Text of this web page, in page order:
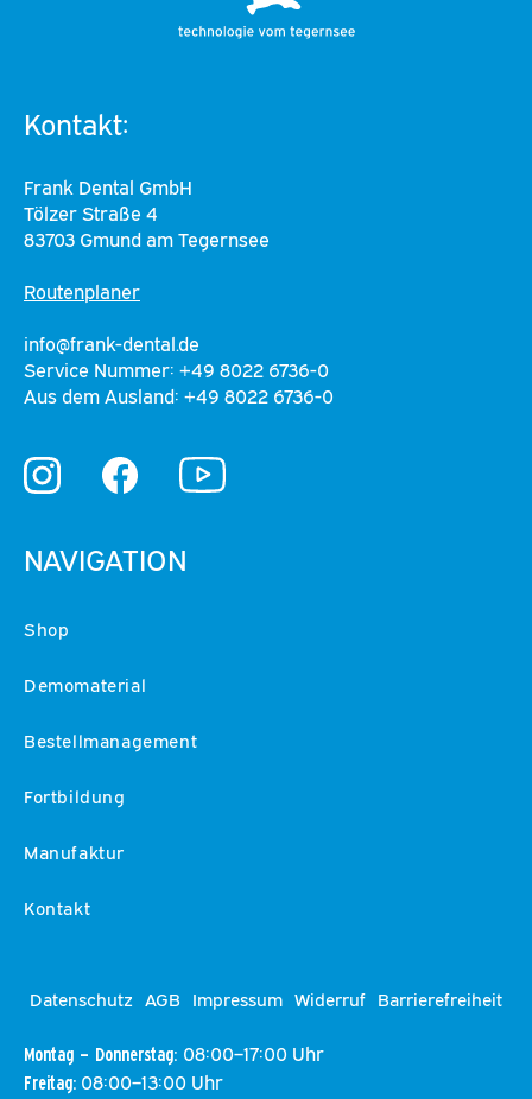
Kontakt:
Frank Dental GmbH
Tölzer Straße 4
83703 Gmund am Tegernsee
Routenplaner
info@frank-dental.de
Service Nummer: +49 8022 6736-0
Aus dem Ausland: +49 8022 6736-0
InstagramFacebook YouTube
NAVIGATION
Shop
Demomaterial
Bestellmanagement
Fortbildung
Manufaktur
Kontakt
Datenschutz AGB Impressum Widerruf Barrierefreiheit
Montag – Donnerstag: 08:00–17:00 Uhr
Freitag: 08:00–13:00 Uhr